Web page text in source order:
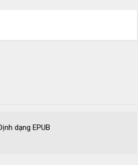
Định dạng EPUB